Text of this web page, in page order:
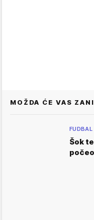
MOŽDA ĆE VAS
FUDBAL
Šok